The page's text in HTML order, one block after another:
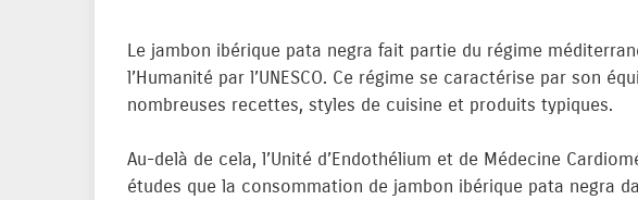
Le jambon ibérique pata negra fait partie du régime
l’Humanité par l’UNESCO. Ce régime se caractérise par son
nombreuses recettes, styles de cuisine et produits typiques.
Au-delà de cela, l’Unité d’Endothélium et de Médecine
études que la consommation de jambon ibérique pata negra